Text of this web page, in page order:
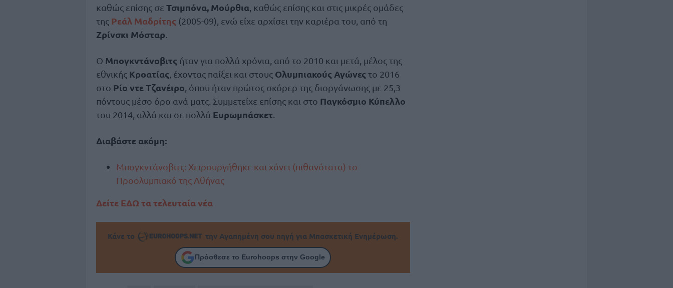
καθώς επίσης σε Τσιμπόνα, Μούρθια , καθώς επίσης και στις μικρές ομάδες
της Ρεάλ Μαδρίτης (2005-09), ενώ είχε αρχίσει την καριέρα του, από τη
Ζρίνσκι Μόσταρ
Ο Μπογκντάνοβιτς ήταν για πολλά χρόνια, από το 2010 και μετά, μέλος της
εθνικής Κροατίας , έχοντας παίξει και στους Ολυμπιακούς Αγώνες το 2016
στο Ρίο ντε Τζανέιρο , όπου ήταν πρώτος σκόρερ της διοργάνωσης με 25,3
πόντους μέσο όρο ανά ματς. Συμμετείχε επίσης και στο Παγκόσμιο Κύπελλο
του 2014, αλλά και σε πολλά Ευρωμπάσκετ
Διαβάστε ακόμη:
Μπογκντάνοβιτς: Χειρουργήθηκε και χάνει (πιθανότατα) το
Προολυμπιακό της Αθήνας
Δείτε ΕΔΩ τα τελευταία νέα
Κάνε το την Αγαπημένη σου πηγή για Μπασκετική Ενημέρωση.
Πρόσθεσε το Eurohoops στην Google